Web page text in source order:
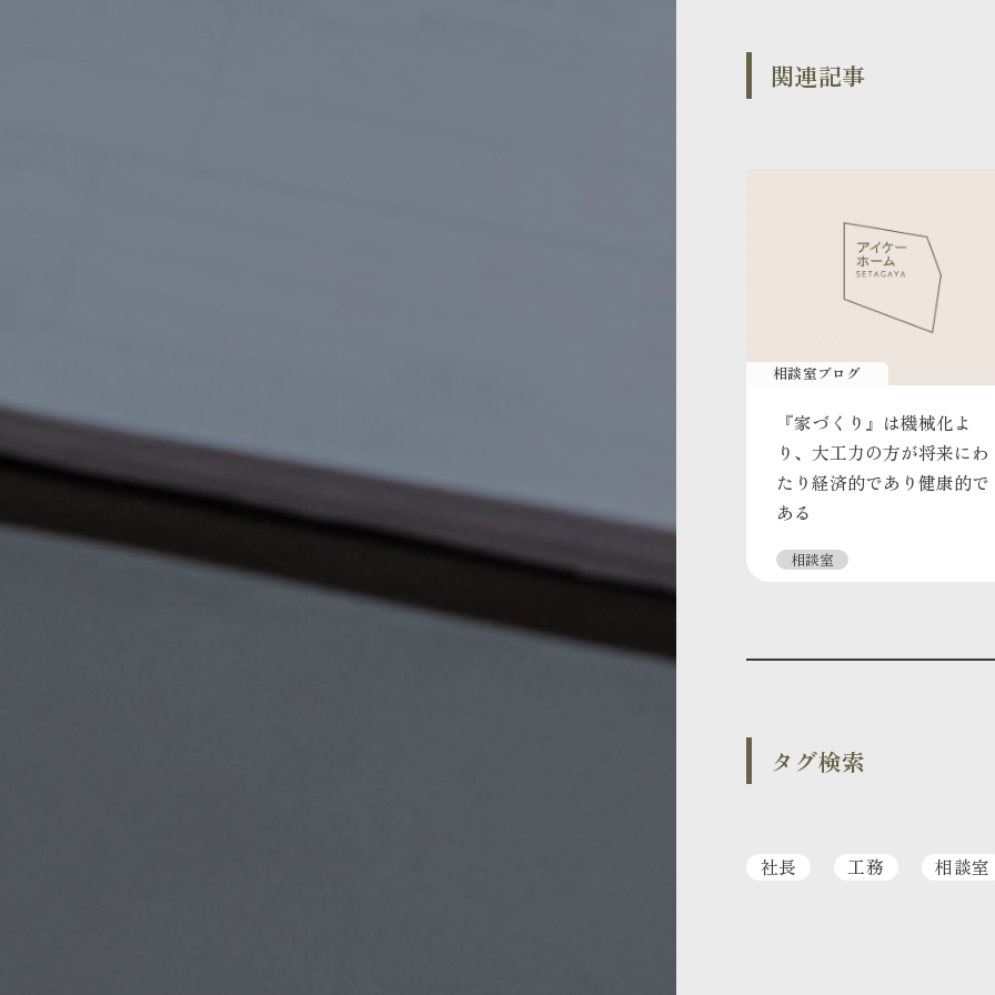
関連記事
相談室ブログ
『家づくり』は機械化よ
り、大工力の方が将来にわ
たり経済的であり健康的で
ある
相談室
タグ検索
社長 工務 相談室